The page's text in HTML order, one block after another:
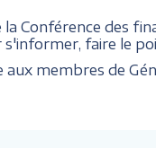
Conférence des
faire le
membres de